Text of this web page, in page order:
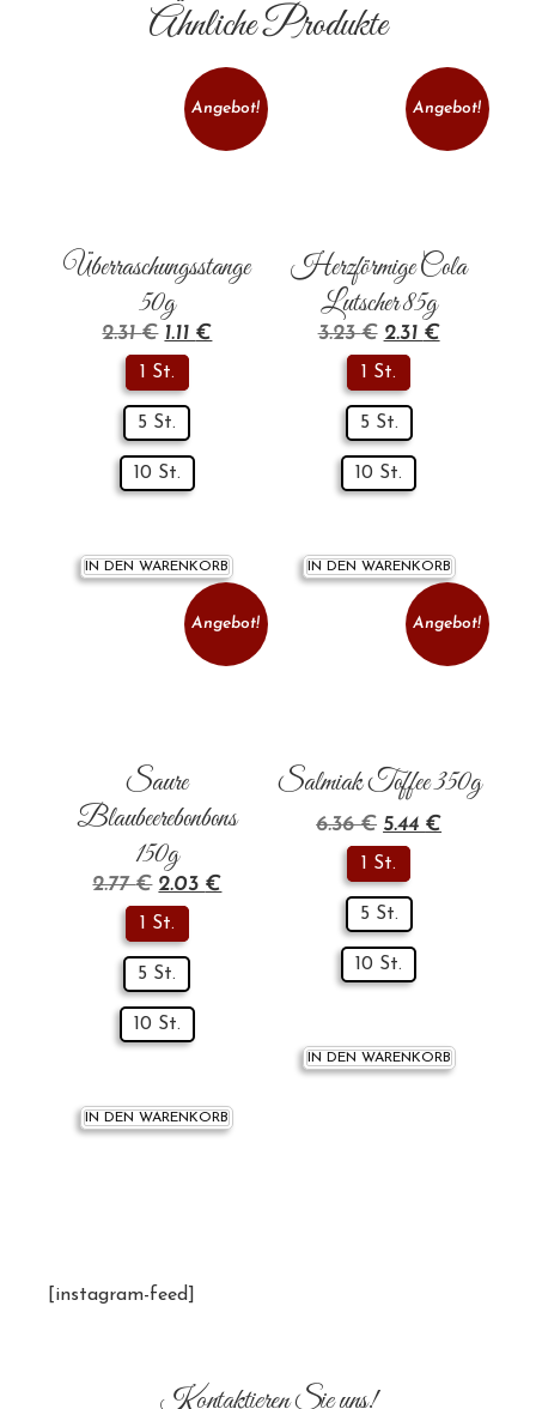
Ähnliche Produkte
Angebot!
Überraschungsstange
50g
2.31€ 1.11 €
1 St.
5 St.
10 St.
IN DEN WARENKORB
Angebot!
Herzförmige Cola
Lutscher 85g
3.23€ 2.31 €
1 St.
5 St.
10 St.
IN DEN WARENKORB
Angebot!
Saure
Blaubeerebonbons
150g
2.77€ 2.03 €
1 St.
5 St.
10 St.
IN DEN WARENKORB
Angebot!
Salmiak Toffee 350g
6.36€ 5.44 €
1 St.
5 St.
10 St.
IN DEN WARENKORB
[instagram-feed]
Kontaktieren Sie uns!